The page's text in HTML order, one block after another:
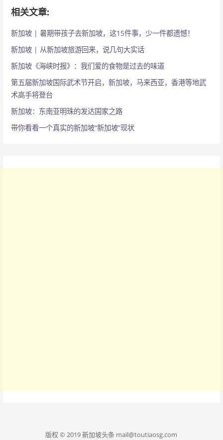
相关文章:
新加坡 | 暑期带孩子去新加坡，这15件事，少一件都遗憾！
新加坡 | 从新加坡旅游回来，说几句大实话
新加坡《海峡时报》：我们爱的食物是过去的味道
第五届新加坡国际武术节开启，新加坡，马来西亚，香港等地武
术高手将登台
新加坡：东南亚明珠的发达国家之路
带你看看一个真实的新加坡“新加坡”现状
版权 © 2019 新加坡头条 mail@toutiaosg.com